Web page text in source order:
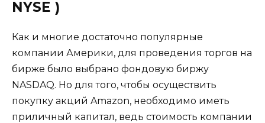
NYSE )
Как и многие достаточно популярные
компании Америки, для проведения торгов на
бирже было выбрано фондовую биржу
NASDAQ. Но для того, чтобы осуществить
покупку акций Amazon, необходимо иметь
приличный капитал, ведь стоимость компании